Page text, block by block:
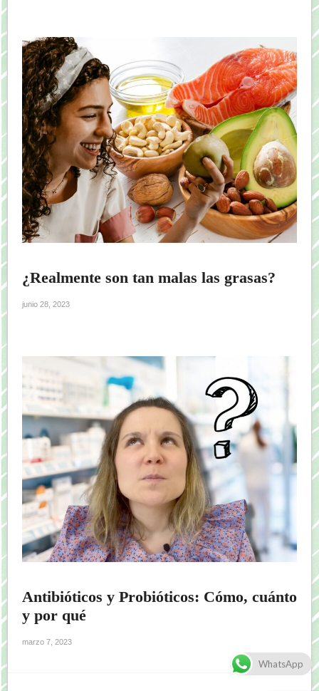
¿Realmente son tan malas las grasas?
junio 28, 2023
Antibióticos y Probióticos: Cómo, cuánto
y por qué
marzo 7, 2023
WhatsApp